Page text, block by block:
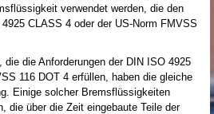
verwendet werden, die den
CLASS 4 oder der US-Norm FMVSS
die Anforderungen der DIN ISO 4925
116 DOT 4 erfüllen, haben die gleiche
Einige solcher Bremsflüssigkeiten
die über die Zeit eingebaute Teile der